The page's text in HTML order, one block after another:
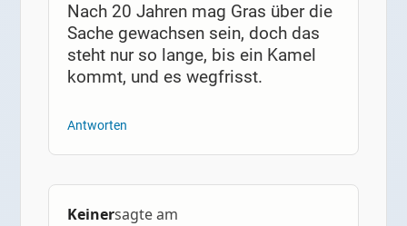
Nach 20 Jahren mag Gras über die
Sache gewachsen sein, doch das
steht nur so lange, bis ein Kamel
kommt, und es wegfrisst.
Antworten
Keinersagte am